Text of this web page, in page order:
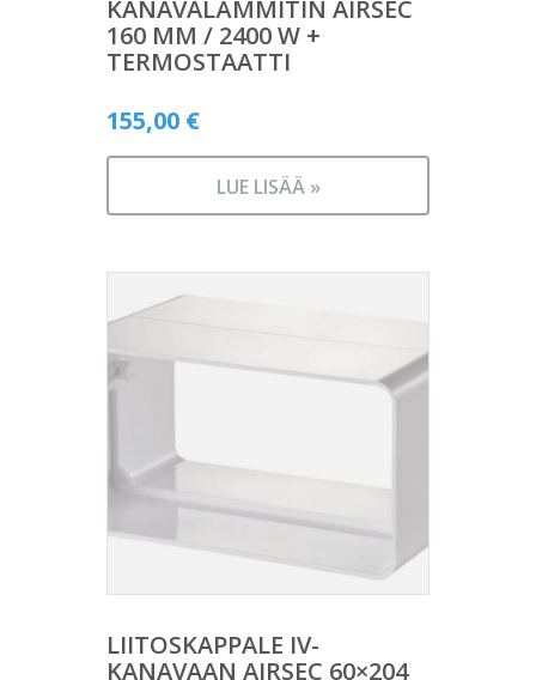
KANAVALÄMMITIN AIRSEC
160 MM / 2400 W +
TERMOSTAATTI
155,00 €
LUE LISÄÄ »
LIITOSKAPPALE IV-
KANAVAAN AIRSEC 60×204